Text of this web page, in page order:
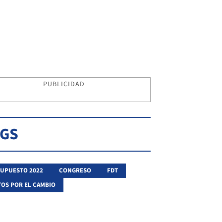
PUBLICIDAD
2022 CONGRESO
FDT
POR EL CAMBIO